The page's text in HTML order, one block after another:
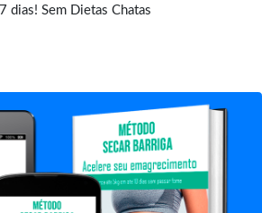
dias! Sem Dietas Chatas